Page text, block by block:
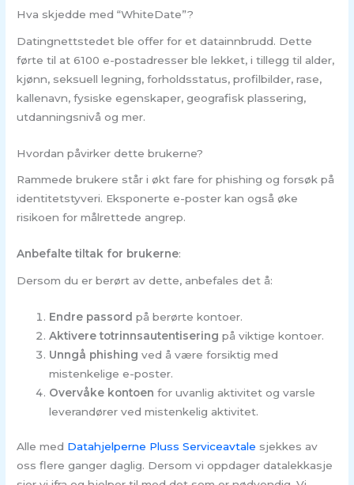
Hva skjedde med “WhiteDate”?
Datingnettstedet ble offer for et datainnbrudd. Dette
førte til at 6100 e-postadresser ble lekket, i tillegg til alder,
kjønn, seksuell legning, forholdsstatus, profilbilder, rase,
kallenavn, fysiske egenskaper, geografisk plassering,
utdanningsnivå og mer.
Hvordan påvirker dette brukerne?
Rammede brukere står i økt fare for phishing og forsøk på
identitetstyveri. Eksponerte e-poster kan også øke
risikoen for målrettede angrep.
Anbefalte tiltak for brukerne:
Dersom du er berørt av dette, anbefales det å:
Endre passord på berørte kontoer.
Aktivere totrinnsautentisering på viktige kontoer.
Unngå phishing ved å være forsiktig med
mistenkelige e-poster.
Overvåke kontoen for uvanlig aktivitet og varsle
leverandører ved mistenkelig aktivitet.
Alle med Datahjelperne Pluss Serviceavtale sjekkes av
oss flere ganger daglig. Dersom vi oppdager datalekkasje